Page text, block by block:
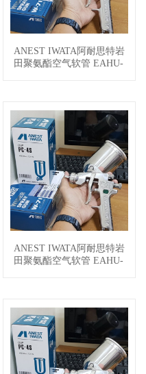
查看详情
ANEST IWATA阿耐思特岩
田聚氨酯空气软管 EAHU-
查看详情
ANEST IWATA阿耐思特岩
田聚氨酯空气软管 EAHU-